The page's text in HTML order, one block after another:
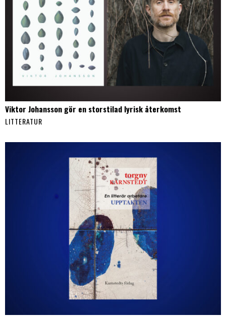
Viktor Johansson gör en storstilad lyrisk återkomst
LITTERATUR